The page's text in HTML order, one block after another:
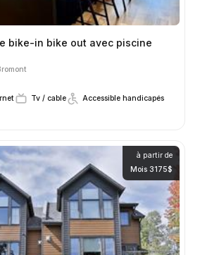
bike-in bike out avec piscine
Tv / cable
Accessible handicapés
à partir de
Mois 3175$